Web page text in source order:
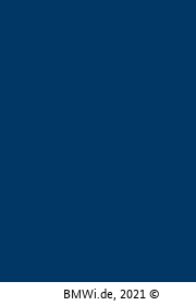
BMWi.de, 2021 ©